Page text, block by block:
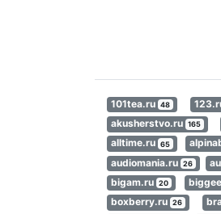
101tea.ru 48
akusherstvo.ru 165
alltime.ru 65
audiomania.ru 26
bigam.ru 20
boxberry.ru 26